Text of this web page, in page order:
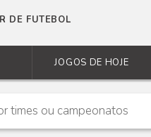
DE FUTEBOL
JOGOS DE HOJE